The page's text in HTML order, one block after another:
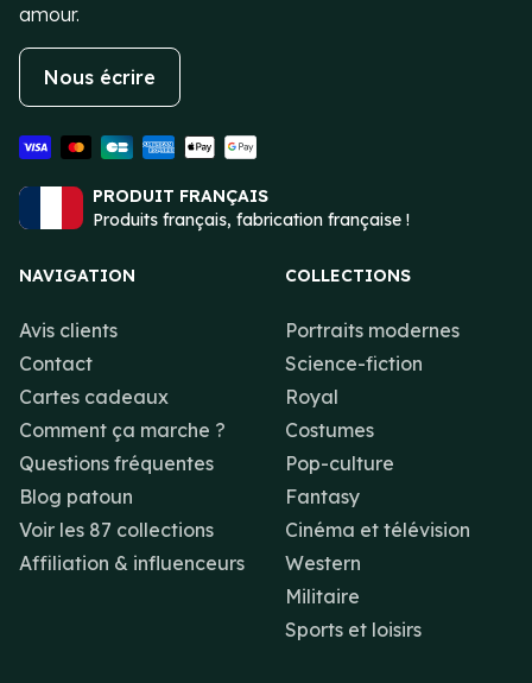
amour.
Nous écrire
PRODUIT FRANÇAIS
Produits français, fabrication française !
NAVIGATION
Avis clients
Contact
Cartes cadeaux
Comment ça marche ?
Questions fréquentes
Blog patoun
Voir les 87 collections
Affiliation & influenceurs
COLLECTIONS
Portraits modernes
Science-fiction
Royal
Costumes
Pop-culture
Fantasy
Cinéma et télévision
Western
Militaire
Sports et loisirs